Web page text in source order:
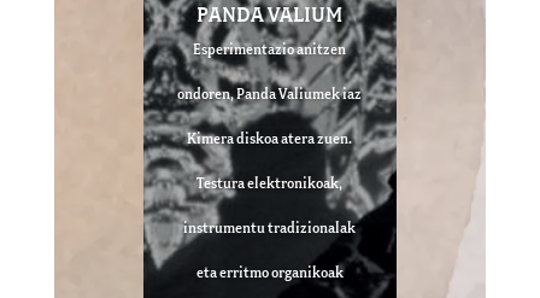
PANDA VALIUM
Esperimentazio anitzen
ondoren, Panda Valiumek iaz
Kimera diskoa atera zuen.
Testura elektronikoak,
instrumentu tradizionalak
eta erritmo organikoak